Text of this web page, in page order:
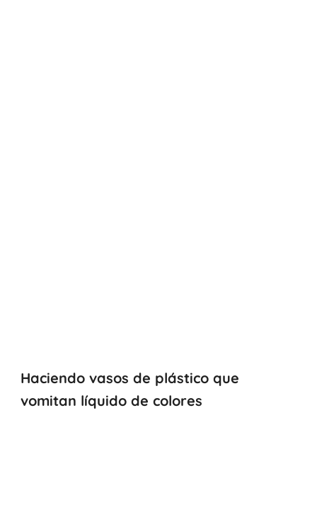
Haciendo vasos de plástico que
vomitan líquido de colores